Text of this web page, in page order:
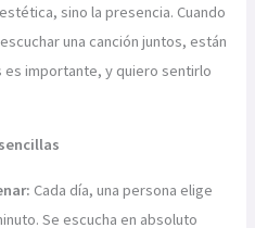
sino la presencia. Cuando
una canción juntos, están
importante, y quiero sentirlo
Cada día, una persona elige
Se escucha en absoluto